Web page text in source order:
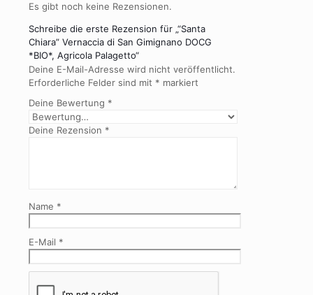
Es gibt noch keine Rezensionen.
Schreibe die erste Rezension für „“Santa
Chiara” Vernaccia di San Gimignano DOCG
*BIO*, Agricola Palagetto“
Deine E-Mail-Adresse wird nicht veröffentlicht.
Erforderliche Felder sind mit * markiert
Deine Bewertung *
Deine Rezension *
Name *
E-Mail *